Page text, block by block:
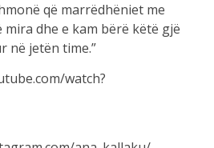
që marrëdhëniet me
mira dhe e kam bërë këtë gjë
në jetën time.”
watch?